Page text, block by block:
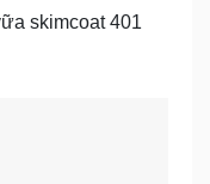
skimcoat 401